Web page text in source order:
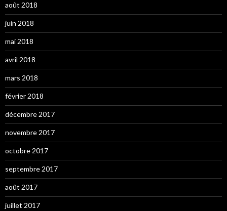
août 2018
juin 2018
mai 2018
avril 2018
mars 2018
février 2018
décembre 2017
novembre 2017
octobre 2017
septembre 2017
août 2017
juillet 2017